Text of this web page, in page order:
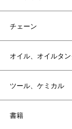
チェーン
オイル、オイルタ
ツール、ケミカル
書籍